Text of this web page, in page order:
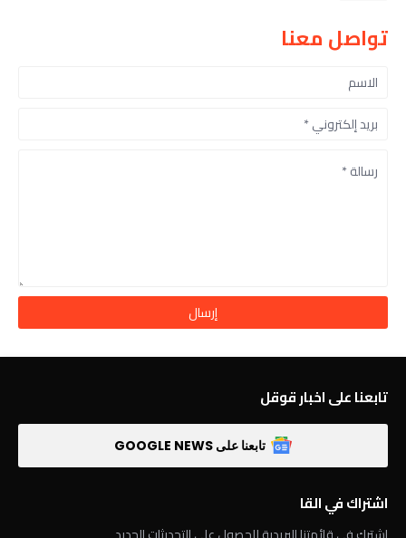
تواصل معنا
تابعنا على اخبار قوقل
تابعنا على GOOGLE NEWS
اشتراك في القا